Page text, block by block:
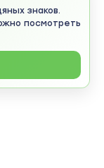
знаков.
посмотреть